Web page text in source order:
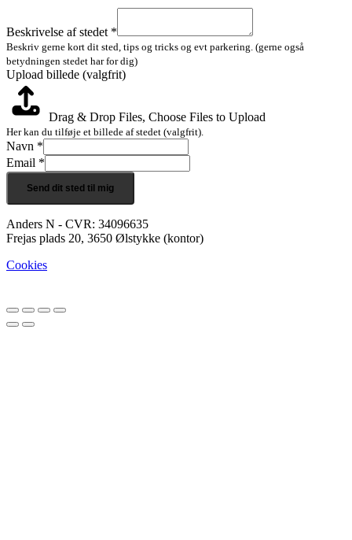
billede
stedet
Beskrivelse af stedet *
Beskriv gerne kort dit sted, tips og tricks og evt parkering. (gerne også
betydningen stedet har for dig)
Upload billede (valgfrit)
Drag & Drop Files, Choose Files to Upload
Her kan du tilføje et billede af stedet (valgfrit).
Navn *
Email *
Send dit sted til mig
Anders N - CVR: 34096635
Frejas plads 20, 3650 Ølstykke (kontor)
Cookies